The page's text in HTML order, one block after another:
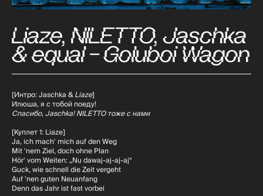
Liaze, NILETTO, Jaschka
& equal - Goluboi Wagon
[Интро: Jaschka &Liaze]
Илюша, я с тобой поеду!
Спасибо, Jaschka! NILETTO тоже с нами
[Куплет 1: Liaze]
Ja, ich mach' mich auf den Weg
Mit 'nem Ziel, doch ohne Plan
Hör' vom Weiten: „Nu dawaj-aj-aj-aj“
Guck, wie schnell die Zeit vergeht
Auf 'nen guten Neuanfang
Denn das Jahr ist fast vorbei